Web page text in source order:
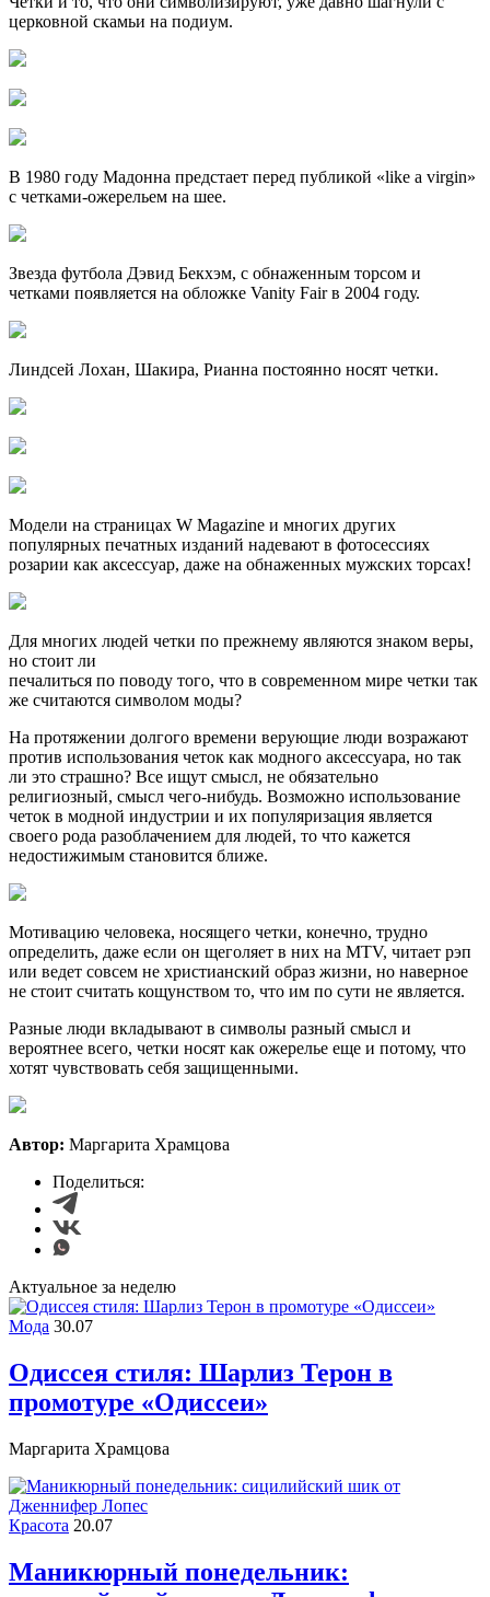
церковной скамьи на подиум.
В 1980 году Мадонна предстает перед публикой «like a virgin»
с четками-ожерельем на шее.
Звезда футбола Дэвид Бекхэм, с обнаженным торсом и
четками появляется на обложке Vanity Fair в 2004 году.
Линдсей Лохан, Шакира, Рианна постоянно носят четки.
Модели на страницах W Magazine и многих других
популярных печатных изданий надевают в фотосессиях
розарии как аксессуар, даже на обнаженных мужских торсах!
Для многих людей четки по прежнему являются знаком веры,
но стоит ли
печалиться по поводу того, что в современном мире четки так
же считаются символом моды?
На протяжении долгого времени верующие люди возражают
против использования четок как модного аксессуара, но так
ли это страшно? Все ищут смысл, не обязательно
религиозный, смысл чего-нибудь. Возможно использование
четок в модной индустрии и их популяризация является
своего рода разоблачением для людей, то что кажется
недостижимым становится ближе.
Мотивацию человека, носящего четки, конечно, трудно
определить, даже если он щеголяет в них на MTV, читает рэп
или ведет совсем не христианский образ жизни, но наверное
не стоит считать кощунством то, что им по сути не является.
Разные люди вкладывают в символы разный смысл и
вероятнее всего, четки носят как ожерелье еще и потому, что
хотят чувствовать себя защищенными.
Автор: Маргарита Храмцова
Поделиться:
Актуальное за неделю
Мода 30.07
Одиссея стиля: Шарлиз Терон в
промотуре «Одиссеи»
Маргарита Храмцова
Красота 20.07
Маникюрный понедельник: